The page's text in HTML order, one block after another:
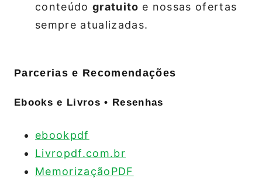
conteúdo gratuito e nossas ofertas
sempre atualizadas.
Parcerias e Recomendações
Ebooks e Livros • Resenhas
ebookpdf
Livropdf.com.br
MemorizaçãoPDF